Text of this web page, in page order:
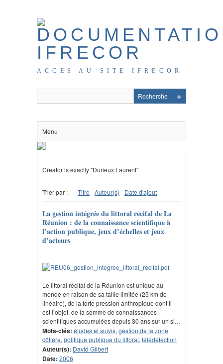
ACCES AU SITE IFRECOR
Menu
Creator is exactly "Durieux Laurent"
Trier par : Titre Auteur(s) Date d'ajout
La gestion intégrée du littoral récifal de La
Réunion : de la connaissance scientifique à
l’action publique, jeux d’échelles et jeux
d’acteurs
Le littoral récifal de la Réunion est unique au
monde en raison de sa taille limitée (25 km de
linéaire), de la forte pression anthropique dont il
est l’objet, de la somme de connaissances
scientifiques accumulées depuis 30 ans sur un si…
Mots-clés: études et suivis, gestion de la zone
côtière, politique publique du littoral, télédétection
Auteur(s): David Gilbert
Date: 2006